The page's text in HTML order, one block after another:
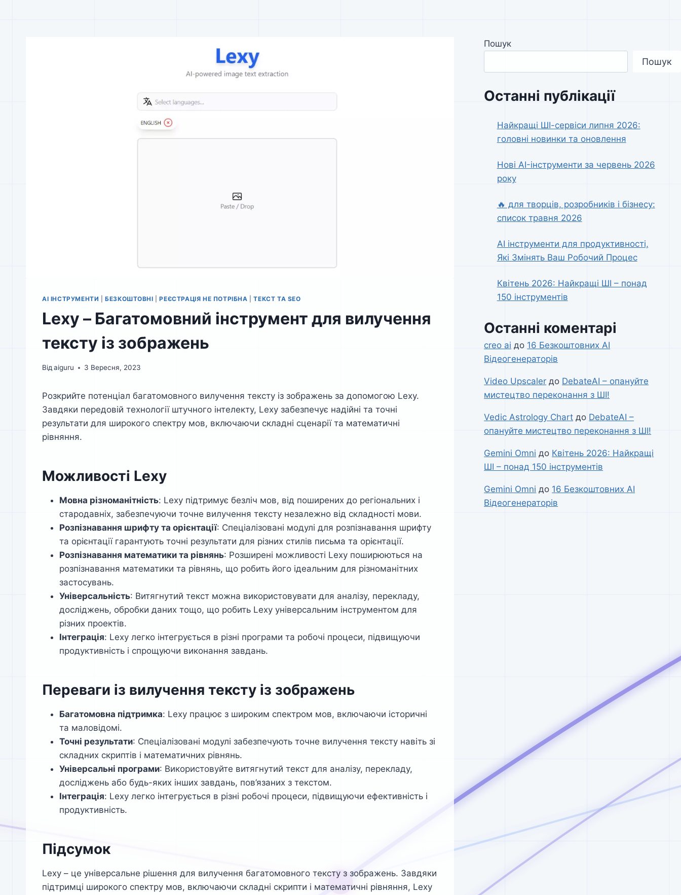
AI ІНСТРУМЕНТИ |БЕЗКОШТОВНІ |РЕЄСТРАЦІЯ НЕ ПОТРІБНА |ТЕКСТ ТА SEO
Lexy – Багатомовний інструмент для вилучення
тексту із зображень
Від aiguru 3 Вересня, 2023
Розкрийте потенціал багатомовного вилучення тексту із зображень за допомогою Lexy.
Завдяки передовій технології штучного інтелекту, Lexy забезпечує надійні та точні
результати для широкого спектру мов, включаючи складні сценарії та математичні
рівняння.
Можливості Lexy
Мовна різноманітність: Lexy підтримує безліч мов, від поширених до регіональних і
стародавніх, забезпечуючи точне вилучення тексту незалежно від складності мови.
Розпізнавання шрифту та орієнтації: Спеціалізовані модулі для розпізнавання шрифту
та орієнтації гарантують точні результати для різних стилів письма та орієнтації.
Розпізнавання математики та рівнянь: Розширені можливості Lexy поширюються на
розпізнавання математики та рівнянь, що робить його ідеальним для різноманітних
застосувань.
Універсальність: Витягнутий текст можна використовувати для аналізу, перекладу,
досліджень, обробки даних тощо, що робить Lexy універсальним інструментом для
різних проектів.
Інтеграція: Lexy легко інтегрується в різні програми та робочі процеси, підвищуючи
продуктивність і спрощуючи виконання завдань.
Переваги із вилучення тексту із зображень
Багатомовна підтримка: Lexy працює з широким спектром мов, включаючи історичні
та маловідомі.
Точні результати: Спеціалізовані модулі забезпечують точне вилучення тексту навіть зі
складних скриптів і математичних рівнянь.
Універсальні програми: Використовуйте витягнутий текст для аналізу, перекладу,
досліджень або будь-яких інших завдань, пов’язаних з текстом.
Інтеграція: Lexy легко інтегрується в різні робочі процеси, підвищуючи ефективність і
продуктивність.
Підсумок
Lexy – це універсальне рішення для вилучення багатомовного тексту з зображень. Завдяки
підтримці широкого спектру мов, включаючи складні скрипти і математичні рівняння, Lexy
Пошук
Пошук
Останні публікації
Найкращі ШІ-сервіси липня 2026:
головні новинки та оновлення
Нові AI-інструменти за червень 2026
року
🔥 для творців, розробників і бізнесу:
список травня 2026
AI інструменти для продуктивності,
Які Змінять Ваш Робочий Процес
Квітень 2026: Найкращі ШІ – понад
150 інструментів
Останні коментарі
creo ai до 16 Безкоштовних AI
Відеогенераторів
Video Upscaler до DebateAI – опануйте
мистецтво переконання з ШІ!
Vedic Astrology Chart до DebateAI –
опануйте мистецтво переконання з ШІ!
Gemini Omni до Квітень 2026: Найкращі
ШІ – понад 150 інструментів
Gemini Omni до 16 Безкоштовних AI
Відеогенераторів